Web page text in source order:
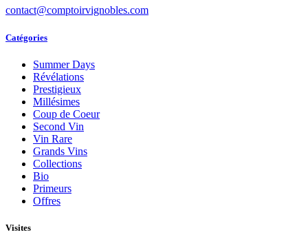
contact@comptoirvignobles.com
Catégories
Summer Days
Révélations
Prestigieux
Millésimes
Coup de Coeur
Second Vin
Vin Rare
Grands Vins
Collections
Bio
Primeurs
Offres
Visites